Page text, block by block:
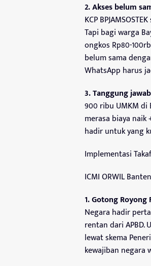
2. Akses belum
KCP
Tapi bagi warga
ongkos Rp80-
belum sama
WhatsApp harus
3. Tanggung
900 ribu UMKM di
merasa biaya naik
hadir untuk yang
Implementasi
ICMI ORWIL
1. Gotong Royong
Negara hadir
rentan dari APBD.
lewat skema
kewajiban negara